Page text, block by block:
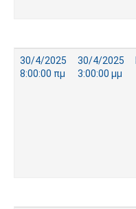
30/4/2025
8:00:00 πμ
30/4/2025
3:00:00 μμ